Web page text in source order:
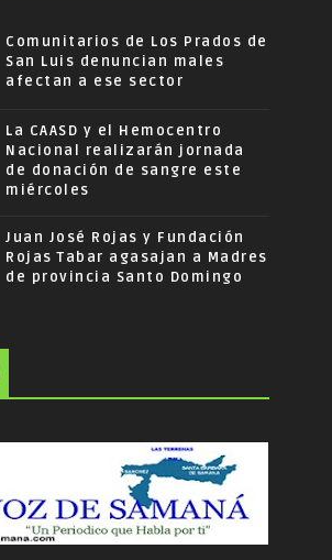
Comunitarios de Los Prados de
San Luis denuncian males
afectan a ese sector
La CAASD y el Hemocentro
Nacional realizarán jornada
de donación de sangre este
miércoles
Juan José Rojas y Fundación
Rojas Tabar agasajan a Madres
de provincia Santo Domingo